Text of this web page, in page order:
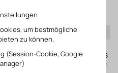
0
Mein KLEFINGHAUS
einloggen
um bestmögliche
zu können.
(Session-Cookie, Google